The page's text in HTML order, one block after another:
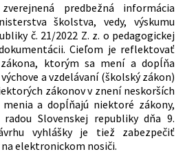
predbežná informácia
školstva, vedy, výskumu
č. 21/2022 Z. z. o pedagogickej
Cieľom je reflektovať
ktorým sa mení a dopĺňa
a vzdelávaní (školský zákon)
zákonov v znení neskorších
a dopĺňajú niektoré zákony,
radou Slovenskej republiky dňa 9.
vyhlášky je tiež zabezpečiť
elektronickom nosiči.